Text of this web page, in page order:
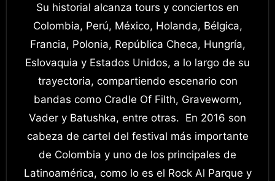
Su historial alcanza tours y conciertos en
Colombia, Perú, México, Holanda, Bélgica,
Francia, Polonia, República Checa, Hungría,
Eslovaquia y Estados Unidos, a lo largo de su
trayectoria, compartiendo escenario con
bandas como Cradle Of Filth, Graveworm,
Vader y Batushka, entre otras. En 2016 son
cabeza de cartel del festival más importante
de Colombia y uno de los principales de
Latinoamérica, como lo es el Rock Al Parque y